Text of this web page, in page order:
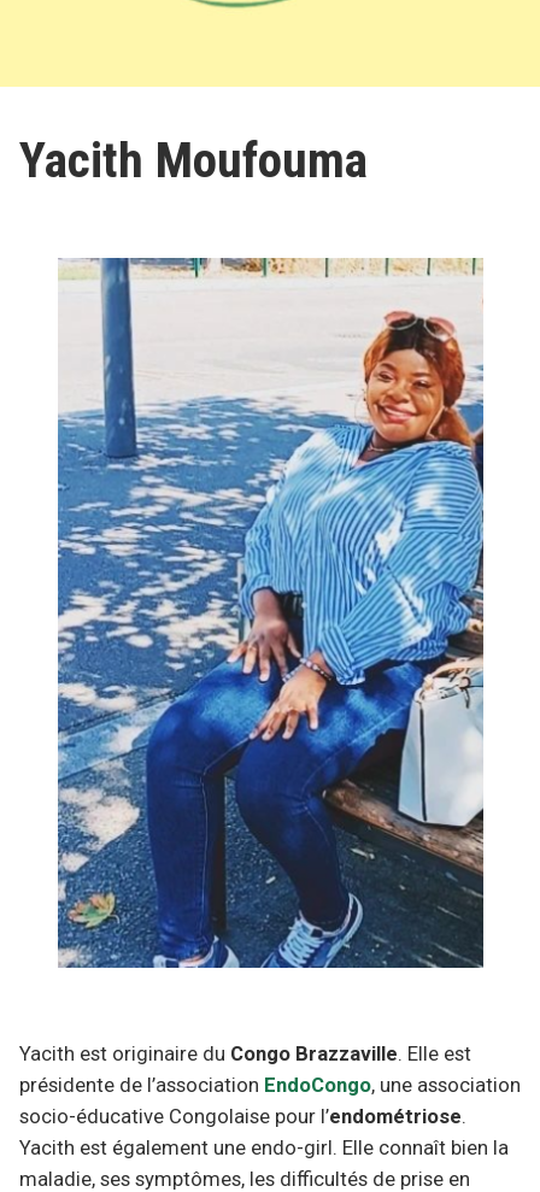
Yacith Moufouma
Yacith est originaire du Congo Brazzaville. Elle est
présidente de l’association EndoCongo, une association
socio-éducative Congolaise pour l’endométriose.
Yacith est également une endo-girl. Elle connaît bien la
maladie, ses symptômes, les difficultés de prise en